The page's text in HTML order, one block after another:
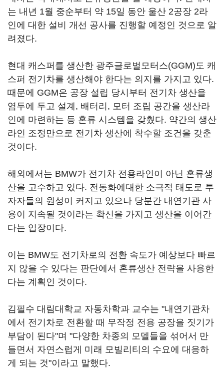
는 내년 1월 중순부터 약 15일 동안 울산 2공장 2라
인에 대한 설비 개선 공사를 진행할 예정인 것으로 알
려졌다.
현대 캐스퍼를 생산한 광주글로벌모터스(GGM)도 캐
스퍼 전기차를 생산해야 한다는 의지를 가지고 있다.
때문에 GGM은 공장 설립 당시부터 전기차 생산을
염두에 두고 설계, 배터리, 모터 조립 공간을 생산라
인에 마련하는 등 혼류 시스템을 갖췄다. 약간의 생산
라인 조정만으로 전기차 생산에 착수할 조건을 갖춘
것이다.
해외에서는 BMW가 전기차 전용라인이 아닌 혼류생
산을 고수하고 있다. 전동화에대한 소극적 태도로 투
자자들의 원성이 커지고 있으나 당분간 내연기관 사
용이 지속될 것이라는 확신을 가지고 생산을 이어간
다는 입장이다.
이는 BMW도 전기차로의 전환 속도가 예상보다 빠르
지 않을 수 있다는 판단에서 혼류생산 전략을 사용한
다는 계획인 것이다.
김필수 대림대학교 자동차학과 교수는 "내연기관차
에서 전기차로 전환할 때 무작정 전용 공장을 짓기가
부담이 된다"며 "다양한 차종의 모델들을 섞어서 만
들면서 자연스럽게 미래 모빌리티의 수요에 대응하
게 되는 것"이라고 말했다.